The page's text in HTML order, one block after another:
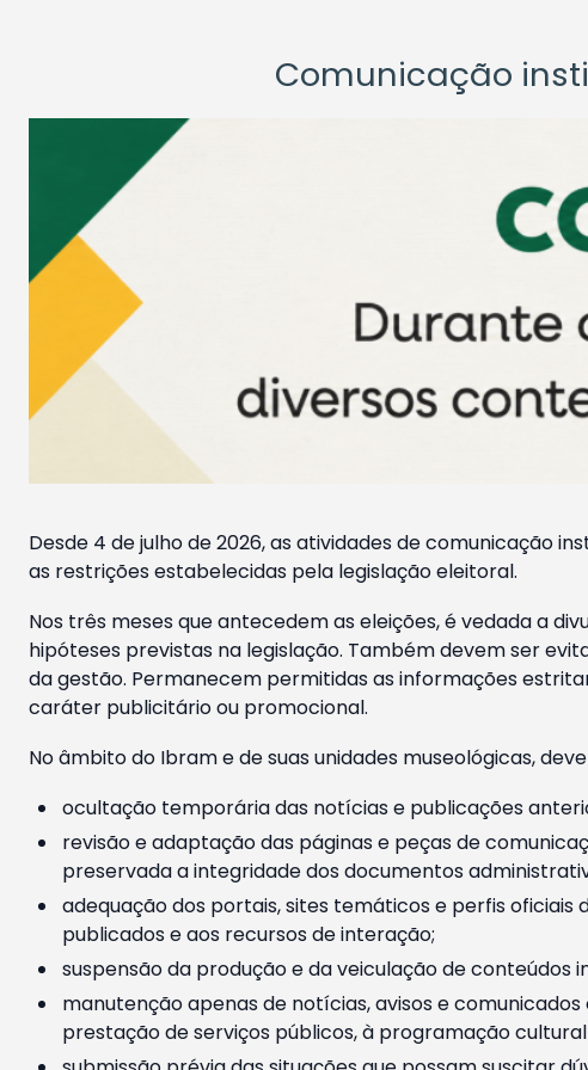
Comunicação
Desde 4 de julho de 2026, as atividades de comunicação
as restrições estabelecidas pela legislação eleitoral.
Nos três meses que antecedem as eleições, é vedada a
hipóteses previstas na legislação. Também devem ser
da gestão. Permanecem permitidas as informações
caráter publicitário ou promocional.
No âmbito do Ibram e de suas unidades museológicas,
ocultação temporária das notícias e publicações
revisão e adaptação das páginas e peças de
preservada a integridade dos documentos
adequação dos portais, sites temáticos e perfis oficiais
publicados e aos recursos de interação;
suspensão da produção e da veiculação de
manutenção apenas de notícias, avisos e
prestação de serviços públicos, à programação